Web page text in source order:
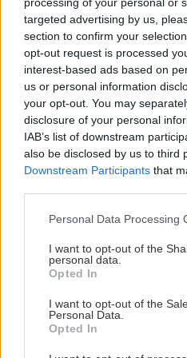
targeted advertising by us,
section to confirm your
opt-out request is processed
interest-based ads based on
us or personal information
your opt-out. You may
disclosure of your personal
IAB’s list of downstream
also be disclosed by us to third
Downstream Participants that
Personal Data Processing
I want to opt-out of the
personal data.
Opted In
I want to opt-out of the
Personal Data.
Opted In
ΠΑΟΚ στην Τούμπα κι
Βρυξέλλες
ΑΘΛΗΤΙΚΑ
ΠΟΑ: Ανακοίνωσε την
ποδοσφαιριστών
ΑΘΛΗΤΙΚΑ
ΑΘΛΗΤΙΚΑ
Europa League: Η ΤΣΣΚΑ
ΟΦΗ (βίντεο)
Όλες οι
ΠΕΡΙΣΣΟΤΕΡΑ
ΣΧΕΣΕΙΣ ΚΑΙ SEX